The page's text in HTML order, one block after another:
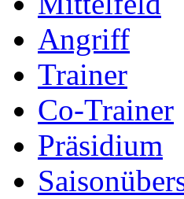
Angriff
Trainer
Co-Trainer
Präsidium